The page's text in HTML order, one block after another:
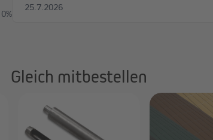
Gleich mitbestellen